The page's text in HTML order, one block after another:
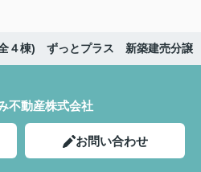
４棟) ずっとプラス 新築建売分譲
不動産株式会社
お問い合わせ